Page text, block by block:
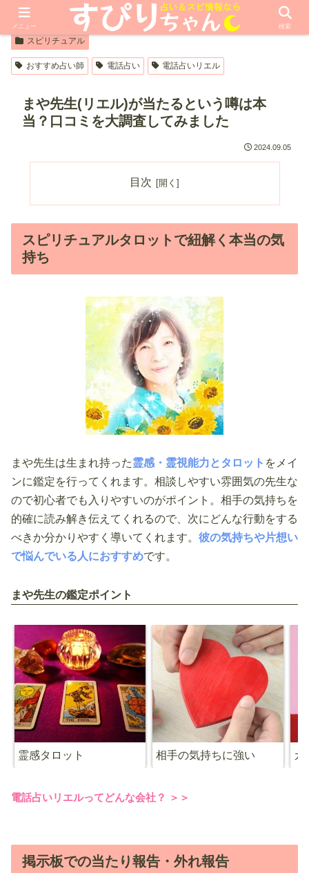
【PR】本ページはプロモーションが含まれています
スピリチュアル
おすすめ占い師 電話占い 電話占いリエル
まや先生(リエル)が当たるという噂は本
当？口コミを大調査してみました
2024.09.05
目次
スピリチュアルタロットで紐解く本当の気
持ち
まや先生は生まれ持った霊感・霊視能力とタロット をメイ
ンに鑑定を行ってくれます。相談しやすい雰囲気の先生な
ので初心者でも入りやすいのがポイント。相手の気持ちを
的確に読み解き伝えてくれるので、次にどんな行動をする
べきか分かりやすく導いてくれます。 彼の気持ちや片想い
で悩んでいる人におすすめです。
まや先生の鑑定ポイント
霊感タロット 相手の気持ちに強い カ
電話占いリエルってどんな会社？ ＞＞
掲示板での当たり報告・外れ報告
メニュー 検索